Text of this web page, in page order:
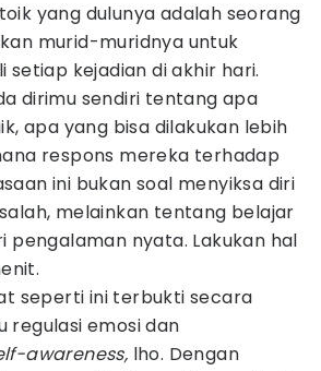
yang dulunya adalah seorang
murid-muridnya untuk
setiap kejadian di akhir hari.
dirimu sendiri tentang apa
apa yang bisa dilakukan lebih
respons mereka terhadap
ini bukan soal menyiksa diri
melainkan tentang belajar
pengalaman nyata. Lakukan hal
seperti ini terbukti secara
regulasi emosi dan
awareness, lho. Dengan